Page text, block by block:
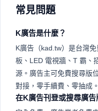
常見問題
K廣告是什麼？
K廣告（kad.tw）是台灣
板、LED 電視牆、T 霸、
源。廣告主可免費搜尋版
對接，零手續費、零抽成。
在K廣告刊登或搜尋廣告